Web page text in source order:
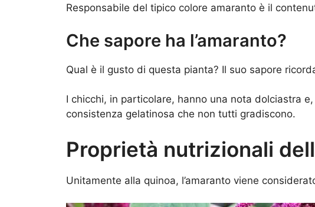
Responsabile del tipico colore amaranto è il
Che sapore ha l’amaranto?
Qual è il gusto di questa pianta? Il suo sapore
I chicchi, in particolare, hanno una nota dolciastra
consistenza gelatinosa che non tutti gradiscono.
Proprietà nutrizionali
Unitamente alla quinoa, l’amaranto viene